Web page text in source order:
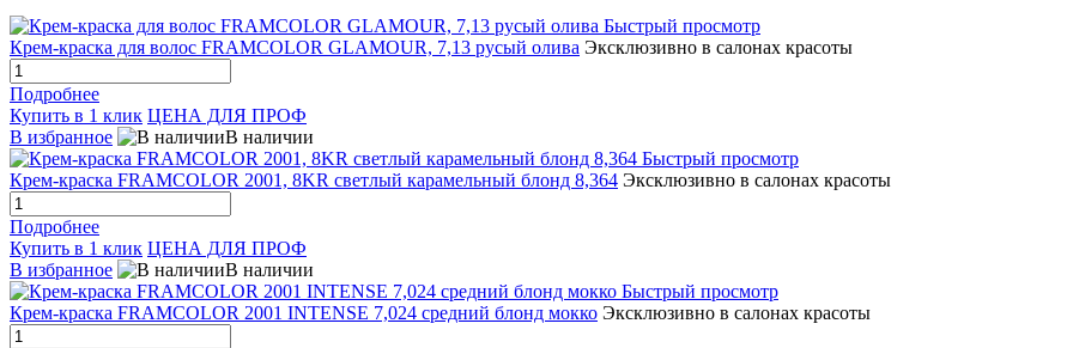
Быстрый просмотр
Крем-краска для волос FRAMCOLOR GLAMOUR, 7,13 русый олива Эксклюзивно в салонах красоты
Подробнее
Купить в 1 клик ЦЕНА ДЛЯ ПРОФ
В избранное
В наличии
Быстрый просмотр
Крем-краска FRAMCOLOR 2001, 8KR светлый карамельный блонд 8,364 Эксклюзивно в салонах красоты
Подробнее
Купить в 1 клик ЦЕНА ДЛЯ ПРОФ
В избранное
В наличии
Быстрый просмотр
Крем-краска FRAMCOLOR 2001 INTENSE 7,024 средний блонд мокко Эксклюзивно в салонах красоты